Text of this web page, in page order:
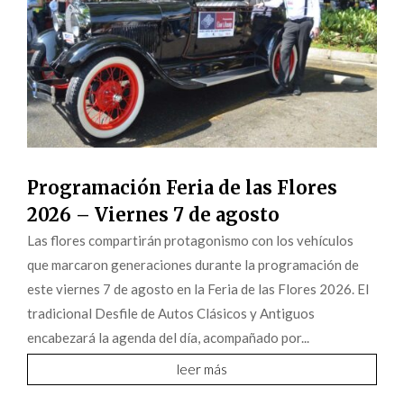
Programación Feria de las Flores
2026 – Viernes 7 de agosto
Las flores compartirán protagonismo con los vehículos
que marcaron generaciones durante la programación de
este viernes 7 de agosto en la Feria de las Flores 2026. El
tradicional Desfile de Autos Clásicos y Antiguos
encabezará la agenda del día, acompañado por...
leer más